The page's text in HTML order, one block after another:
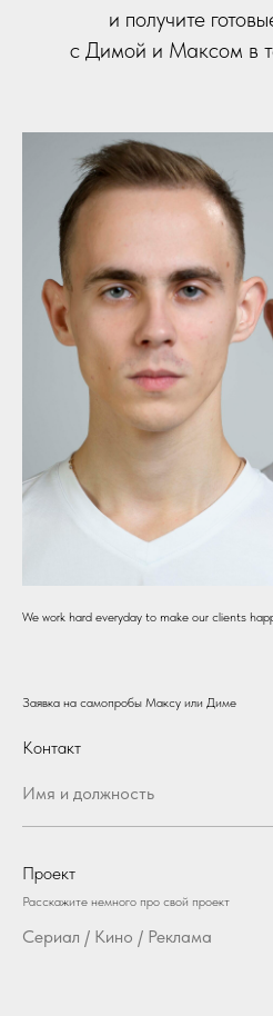
и получите
с Димой и Максом в
We work hard everyday to make our clients
Заявка на самопробы Максу или Диме
Контакт
Проект
Расскажите немного про свой проект